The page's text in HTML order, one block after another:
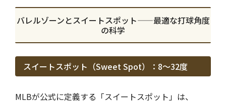
バレルゾーンとスイートスポット——最適な打球角度
の科学
スイートスポット（Sweet Spot）：8〜32度
MLBが公式に定義する「スイートスポット」は、